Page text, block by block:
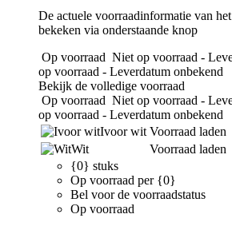
De actuele voorraadinformatie van
bekeken via onderstaande knop
Op voorraad Niet op voorraad -
op voorraad - Leverdatum onbekend
Bekijk de volledige voorraad
Op voorraad Niet op voorraad -
op voorraad - Leverdatum onbekend
Ivoor wit Voorraad laden
Wit
Voorraad laden
{0} stuks
Op voorraad per {0}
Bel voor de voorraadstatus
Op voorraad